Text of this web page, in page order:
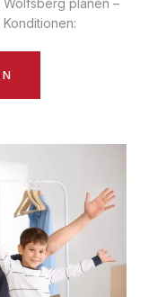
Wolfsberg planen –